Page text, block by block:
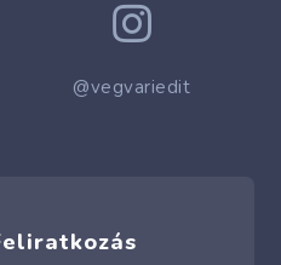

@vegvariedit